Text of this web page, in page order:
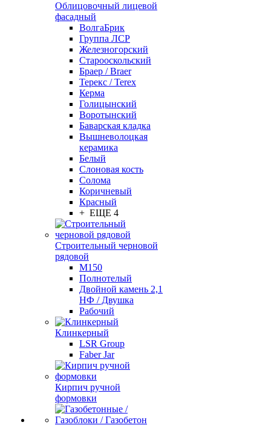
Облицовочный лицевой
фасадный
ВолгаБрик
Группа ЛСР
Железногорский
Старооскольский
Браер / Braer
Терекс / Terex
Керма
Голицынский
Воротынский
Баварская кладка
Вышневолоцкая
керамика
Белый
Слоновая кость
Солома
Коричневый
Красный
+ ЕЩЕ 4
Строительный черновой
рядовой
М150
Полнотелый
Двойной камень 2,1
НФ / Двушка
Рабочий
Клинкерный
LSR Group
Faber Jar
Кирпич ручной
формовки